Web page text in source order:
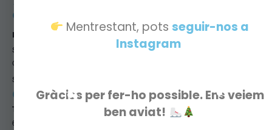
alendari
RECINTE
Serendipity On Ice (Pista de Gel)
Ctra. de Vic, 100 - al costat del cobert de la Màquina de Batre
Sant Fruitós de Bages
Google
Telèfon
615439167
Mentrestant, potsseguir-nos a
Instagram
Gràcies per fer-ho possible. Ens veiem
ben aviat!